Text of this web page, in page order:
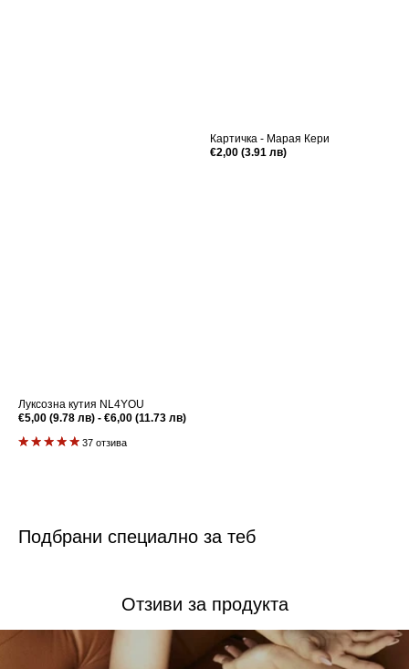
Луксозна кутия NL4YOU
Редовна
€5,00 (9.78 лв) - €6,00 (11.73 лв)
37 отзива
Картичка - Марая Кери
Редовна
€2,00 (3.91 лв)
Подбрани специално за теб
Отзиви за продукта